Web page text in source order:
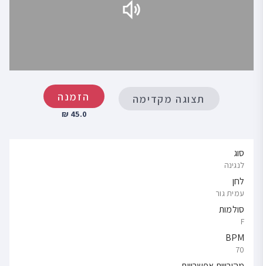
תצוגה מקדימה הזמנה
45.0 ₪
סוג
לנגינה
לחן
עמית גור
סולמות
F
BPM
70